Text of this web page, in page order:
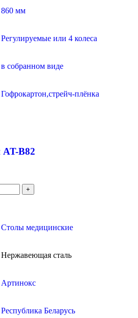
860 мм
Регулируемые или 4 колеса
в собранном виде
Гофрокартон,стрейч-плёнка
B82
Столы медицинские
Нержавеющая сталь
Артинокс
Республика Беларусь